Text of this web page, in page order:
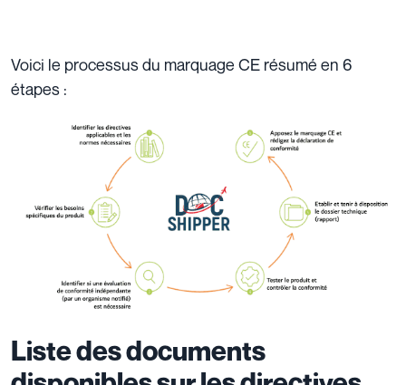
Voici le processus du marquage CE résumé en 6
étapes :
Liste des documents